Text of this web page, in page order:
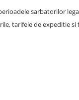
sarbatorilor
tarifele de expeditie